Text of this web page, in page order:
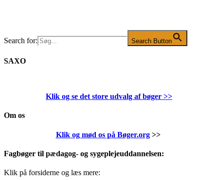
Search for: Search Button
SAXO
Klik og se det store udvalg af bøger >>
Om os
Klik og mød os på Bøger.org>>
Fagbøger til pædagog- og sygeplejeuddannelsen:
Klik på forsiderne og læs mere: